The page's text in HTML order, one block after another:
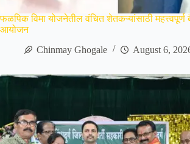
फळपिक विमा योजनेतील वंचित शेतकऱ्यांसाठी
आयोजन
Chinmay Ghogale
August 6,